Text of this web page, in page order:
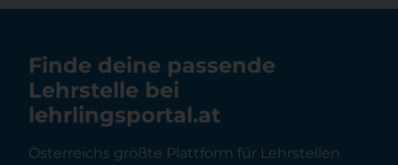
Finde deine passende
Lehrstelle bei
lehrlingsportal.at
Österreichs größte Plattform für Lehrstellen